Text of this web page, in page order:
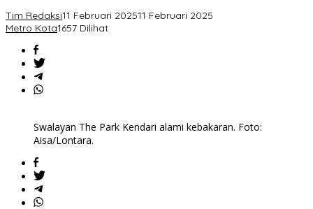
Tim Redaksi11 Februari 202511 Februari 2025
Metro Kota1657 Dilihat
Swalayan The Park Kendari alami kebakaran. Foto:
Aisa/Lontara.